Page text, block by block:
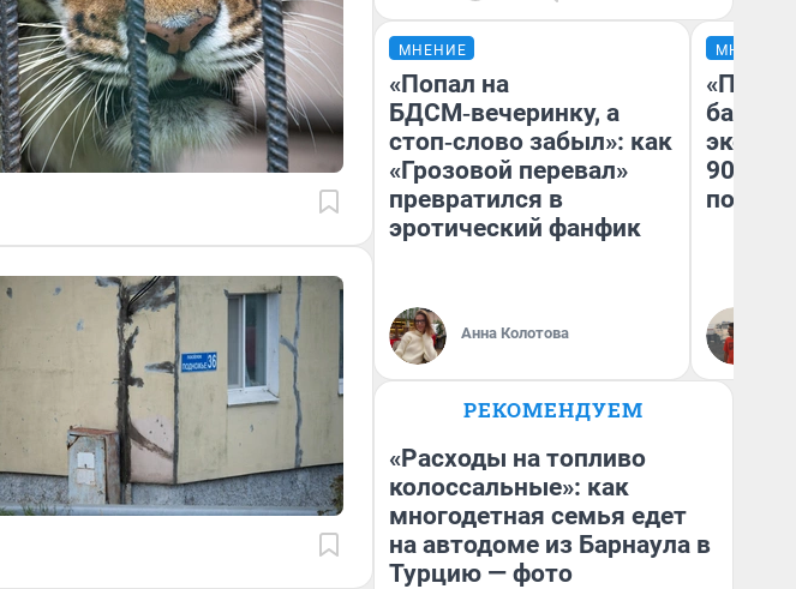
МНЕНИЕ
«Попал на
БДСМ‑вечеринку, а
стоп‑слово забыл»: как
«Грозовой перевал»
превратился в
эротический фанфик
Анна Колотова
МНЕНИЕ
90-х
РЕКОМЕНДУЕМ
«Расходы на топливо
колоссальные»: как
многодетная семья едет
на автодоме из Барнаула в
Турцию — фото